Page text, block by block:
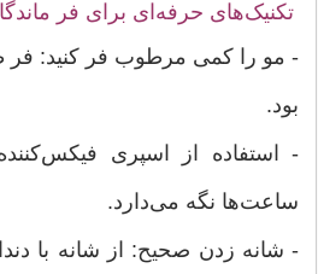
تکنیک‌های حرفه‌ای برای فر
- مو را کمی مرطوب فر کنید: فر
بود.
- استفاده از اسپری
ساعت‌ها نگه می‌دارد.
- شانه زدن صحیح: از شانه با